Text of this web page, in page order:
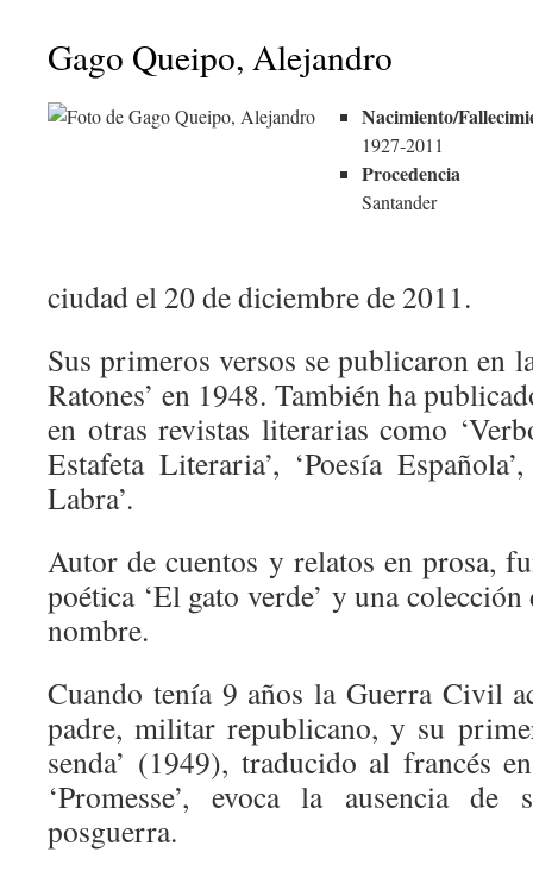
Gago Queipo, Alejandro
Nacimiento/
1927-2011
Procedencia
Santander
ciudad el 20 de diciembre de 2011.
Sus primeros versos se publicaron en
Ratones’ en 1948. También ha
en otras revistas literarias como
Estafeta Literaria’, ‘Poesía
Labra’.
Autor de cuentos y relatos en prosa,
poética ‘El gato verde’ y una
nombre.
Cuando tenía 9 años la Guerra Civil
padre, militar republicano, y su
senda’ (1949), traducido al francés
‘Promesse’, evoca la ausencia
posguerra.